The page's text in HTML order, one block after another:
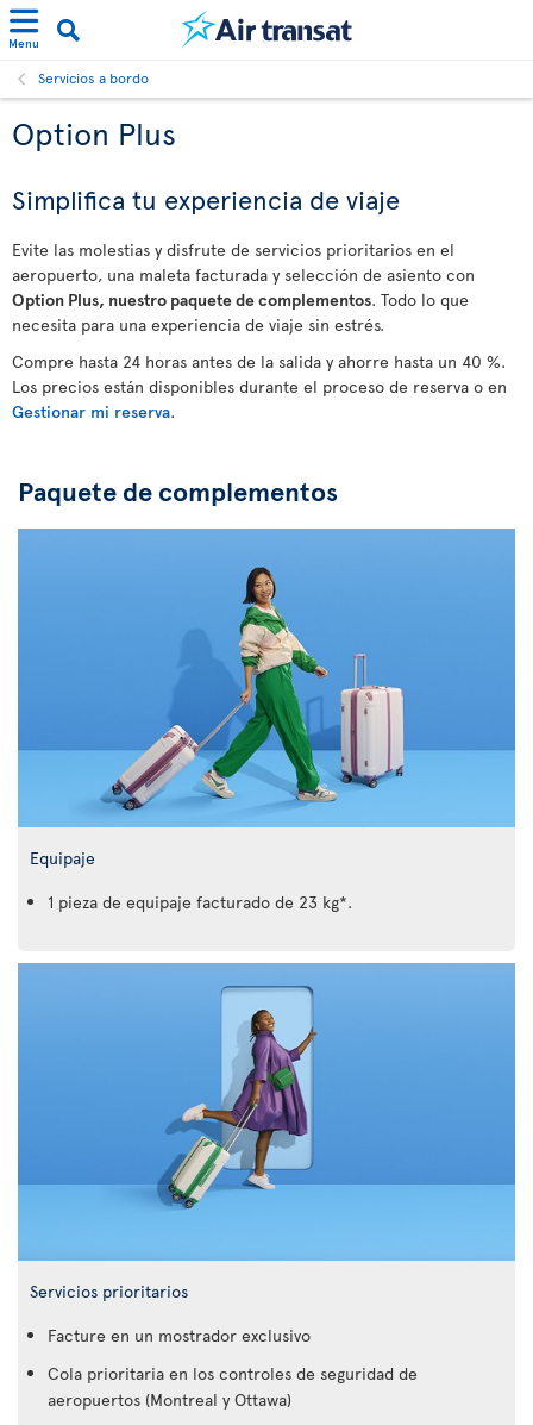
Menu
Servicios a bordo
Option Plus
Simplifica tu experiencia de viaje
Evite las molestias y disfrute de servicios prioritarios en el
aeropuerto, una maleta facturada y selección de asiento con
Option Plus, nuestro paquete de complementos. Todo lo que
necesita para una experiencia de viaje sin estrés.
Compre hasta 24 horas antes de la salida y ahorre hasta un 40 %.
Los precios están disponibles durante el proceso de reserva o en
Gestionar mi reserva.
Paquete de complementos
Equipaje
1 pieza de equipaje facturado de 23 kg*.
Servicios prioritarios
Facture en un mostrador exclusivo
Cola prioritaria en los controles de seguridad de
aeropuertos (Montreal y Ottawa)